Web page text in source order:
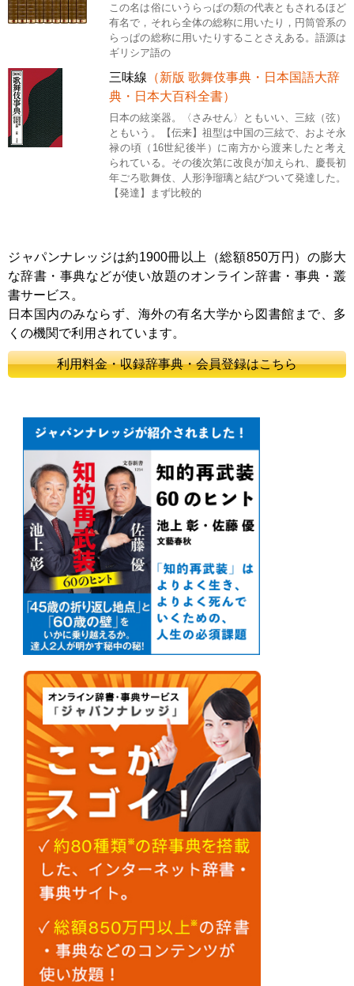
この名は俗にいうらっぱの類の代表ともされるほど
有名で，それら全体の総称に用いたり，円筒管系の
らっぱの総称に用いたりすることさえある。語源は
ギリシア語の
三味線 （新版 歌舞伎事典・日本国語大辞
典・日本大百科全書）
日本の絃楽器。〈さみせん〉ともいい、三絃（弦）
ともいう。【伝来】祖型は中国の三絃で、およそ永
禄の頃（16世紀後半）に南方から渡来したと考え
られている。その後次第に改良が加えられ、慶長初
年ごろ歌舞伎、人形浄瑠璃と結びついて発達した。
【発達】まず比較的
ジャパンナレッジは約1900冊以上（総額850万円）の膨大
な辞書・事典などが使い放題のオンライン辞書・事典・叢
書サービス。
日本国内のみならず、海外の有名大学から図書館まで、多
くの機関で利用されています。
利用料金・収録辞事典・会員登録はこちら